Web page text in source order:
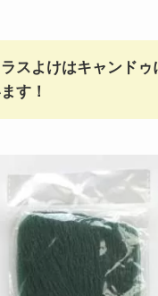
スよけはキャンドゥ
す！